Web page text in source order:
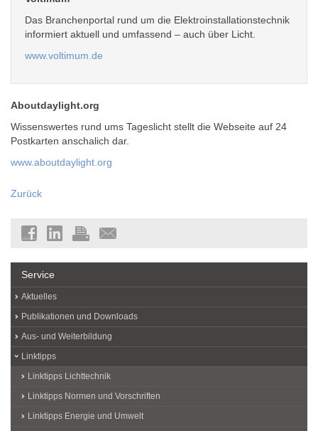
Das Branchenportal rund um die Elektroinstallationstechnik
informiert aktuell und umfassend – auch über Licht.
www.voltimum.de
Aboutdaylight.org
Wissenswertes rund ums Tageslicht stellt die Webseite auf 24
Postkarten anschalich dar.
www.aboutdaylight.org
Zurück
Service
Aktuelles
Publikationen und Downloads
Aus- und Weiterbildung
Linktipps
Linktipps Lichttechnik
Linktipps Normen und Vorschriften
Linktipps Energie und Umwelt